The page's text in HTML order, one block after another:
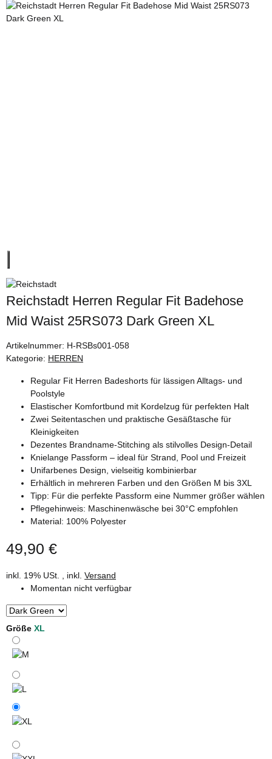
Reichstadt Herren Regular Fit Badehose
Mid Waist 25RS073 Dark Green XL
Artikelnummer: H-RSBs001-058
Kategorie: HERREN
Regular Fit Herren Badeshorts für lässigen Alltags- und
Poolstyle
Elastischer Komfortbund mit Kordelzug für perfekten Halt
Zwei Seitentaschen und praktische Gesäßtasche für
Kleinigkeiten
Dezentes Brandname-Stitching als stilvolles Design-Detail
Knielange Passform – ideal für Strand, Pool und Freizeit
Unifarbenes Design, vielseitig kombinierbar
Erhältlich in mehreren Farben und den Größen M bis 3XL
Tipp: Für die perfekte Passform eine Nummer größer wählen
Pflegehinweis: Maschinenwäsche bei 30°C empfohlen
Material: 100% Polyester
49,90 €
inkl. 19% USt. , inkl. Versand
Momentan nicht verfügbar
Größe XL
M
L
XL